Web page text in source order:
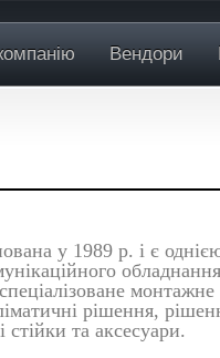
Вендори
у 1989 р. і є
рішення,
стійки та аксесуари.